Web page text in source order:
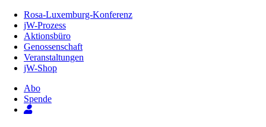
Inhalt
Seite
Rosa-Luxemburg-Konferenz
jW-Prozess
Aktionsbüro
Genossenschaft
Veranstaltungen
jW-Shop
Abo
Spende